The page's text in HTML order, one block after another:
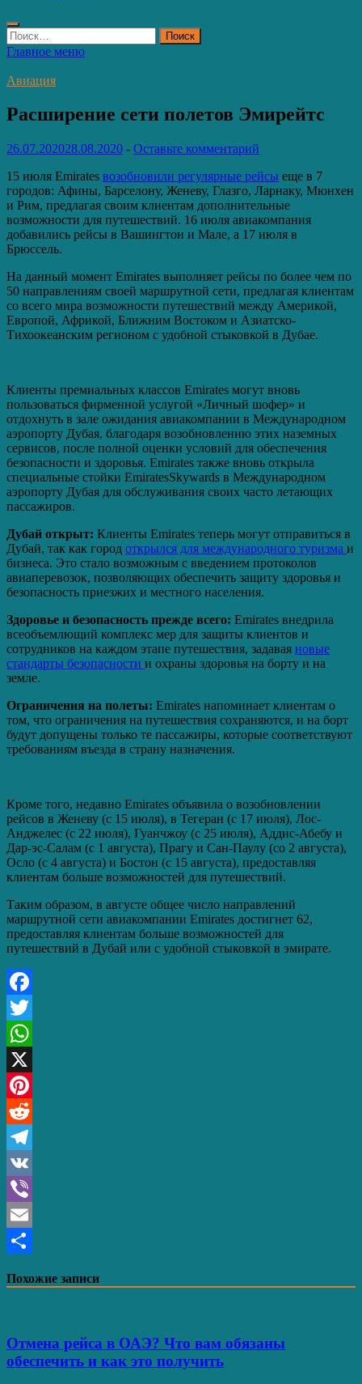
Найти:
Главное меню
Авиация
Расширение сети полетов Эмирейтс
26.07.202028.08.2020 - Оставьте комментарий
15 июля Emirates возобновили регулярные рейсы еще в 7
городов: Афины, Барселону, Женеву, Глазго, Ларнаку, Мюнхен
и Рим, предлагая своим клиентам дополнительные
возможности для путешествий. 16 июля авиакомпания
добавились рейсы в Вашингтон и Мале, а 17 июля в
Брюссель.
На данный момент Emirates выполняет рейсы по более чем по
50 направлениям своей маршрутной сети, предлагая клиентам
со всего мира возможности путешествий между Америкой,
Европой, Африкой, Ближним Востоком и Азиатско-
Тихоокеанским регионом с удобной стыковкой в Дубае.
Клиенты премиальных классов Emirates могут вновь
пользоваться фирменной услугой «Личный шофер» и
отдохнуть в зале ожидания авиакомпании в Международном
аэропорту Дубая, благодаря возобновлению этих наземных
сервисов, после полной оценки условий для обеспечения
безопасности и здоровья. Emirates также вновь открыла
специальные стойки EmiratesSkywards в Международном
аэропорту Дубая для обслуживания своих часто летающих
пассажиров.
Дубай открыт: Клиенты Emirates теперь могут отправиться в
Дубай, так как город открылся для международного туризма и
бизнеса. Это стало возможным с введением протоколов
авиаперевозок, позволяющих обеспечить защиту здоровья и
безопасность приезжих и местного населения.
Здоровье и безопасность прежде всего: Emirates внедрила
всеобъемлющий комплекс мер для защиты клиентов и
сотрудников на каждом этапе путешествия, задавая новые
стандарты безопасности и охраны здоровья на борту и на
земле.
Ограничения на полеты: Emirates напоминает клиентам о
том, что ограничения на путешествия сохраняются, и на борт
будут допущены только те пассажиры, которые соответствуют
требованиям въезда в страну назначения.
Кроме того, недавно Emirates объявила о возобновлении
рейсов в Женеву (с 15 июля), в Тегеран (с 17 июля), Лос-
Анджелес (с 22 июля), Гуанчжоу (с 25 июля), Аддис-Абебу и
Дар-эс-Салам (с 1 августа), Прагу и Сан-Паулу (со 2 августа),
Осло (с 4 августа) и Бостон (с 15 августа), предоставляя
клиентам больше возможностей для путешествий.
Таким образом, в августе общее число направлений
маршрутной сети авиакомпании Emirates достигнет 62,
предоставляя клиентам больше возможностей для
путешествий в Дубай или с удобной стыковкой в эмирате.
Facebook
Twitter
WhatsApp
X
Pinterest
Reddit
Telegram
VK
Viber
Email
Похожие записи
Отмена рейса в ОАЭ? Что вам обязаны
обеспечить и как это получить